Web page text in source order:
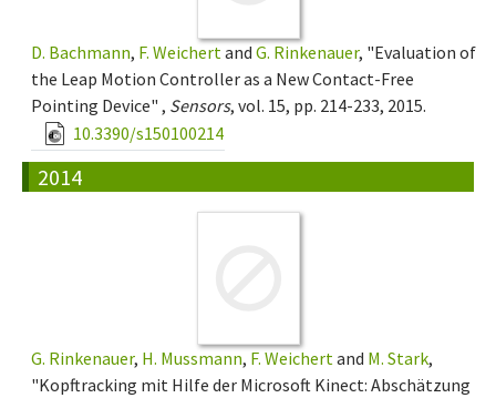
D. Bachmann, F. Weichert and G. Rinkenauer, "Evaluation of
the Leap Motion Controller as a New Contact-Free
Pointing Device" , Sensors, vol. 15, pp. 214-233, 2015.
10.3390/s150100214
2014
G. Rinkenauer, H. Mussmann, F. Weichertand M. Stark,
"Kopftracking mit Hilfe der Microsoft Kinect: Abschätzung